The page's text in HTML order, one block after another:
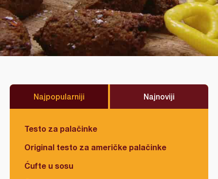
Najpopularniji Najnoviji
Testo za palačinke
Original testo za američke palačinke
Ćufte u sosu